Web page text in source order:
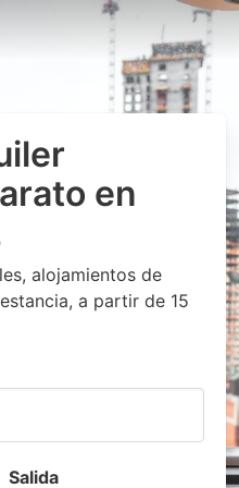
en
alojamientos de
a partir de 15
Salida